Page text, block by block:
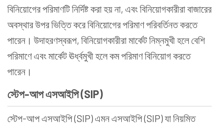
বিনিয়োগের পরিমাণটি নির্দিষ্ট করা হয় না, এবং বিনিয়োগকারীরা বাজারের
অবস্থার উপর ভিত্তি করে বিনিয়োগের পরিমাণ পরিবর্তিনত করতে
পারেন। উদাহরণস্বরূপ, বিনিয়োগকারীরা মার্কেট নিম্নমুখী হলে বেশি
পরিমাণে এবং মার্কেট ঊর্ধ্বমুখী হলে কম পরিমাণ বিনিয়োগ করতে
পারেন।
স্টেপ-আপ এসআইপি (SIP)
স্টেপ-আপ এসআইপি (SIP) এমন এসআইপি (SIP) যা নিয়মিত